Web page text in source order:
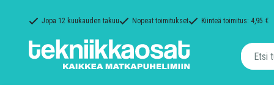
Jopa 12 kuukauden takuu Nopeat toimitukset Kiinteä toimitus: 4,95 €